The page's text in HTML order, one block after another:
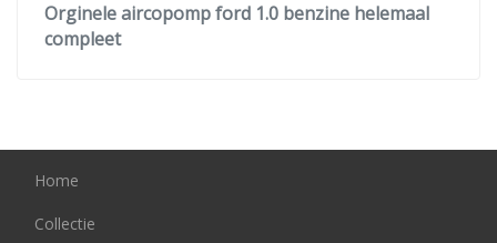
Orginele aircopomp ford 1.0 benzine helemaal
compleet
Home
Collectie